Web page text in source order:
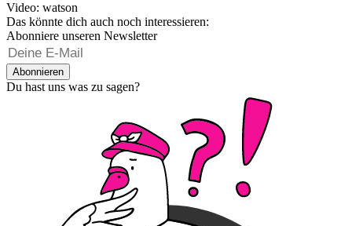
Video: watson
Das könnte dich auch noch interessieren:
Abonniere unseren Newsletter
Abonnieren
Du hast uns was zu sagen?